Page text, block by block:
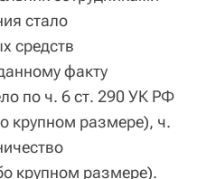
стало
средств
факту
по ч. 6 ст. 290 УК РФ
крупном размере), ч.
крупном размере).